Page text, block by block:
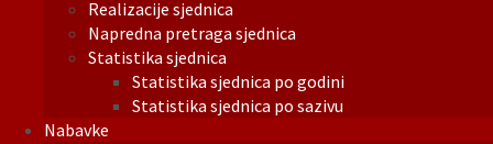
Realizacije sjednica
Napredna pretraga sjednica
Statistika sjednica
Statistika sjednica po godini
Statistika sjednica po sazivu
Nabavke